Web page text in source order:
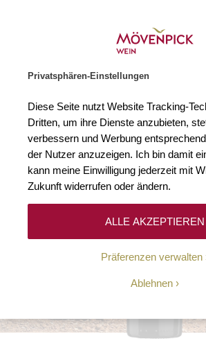
Privatsphären-Einstellungen
Diese Seite nutzt Website Tracking-
Dritten, um ihre Dienste anzubieten,
verbessern und Werbung
der Nutzer anzuzeigen. Ich bin damit
kann meine Einwilligung jederzeit mit
Zukunft widerrufen oder ändern.
Präferenzen verwalten
Ablehnen
ALLE AKZEPTIEREN
Zum Ende der